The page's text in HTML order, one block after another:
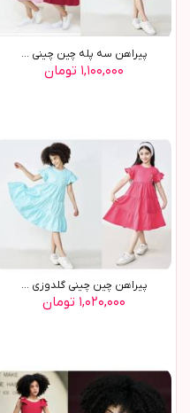
پیراهن سه پله چین چینی ...
۱,۱۰۰,۰۰۰ تومان
پیراهن چین چینی گلدوزی ...
۱,۰۲۰,۰۰۰ تومان